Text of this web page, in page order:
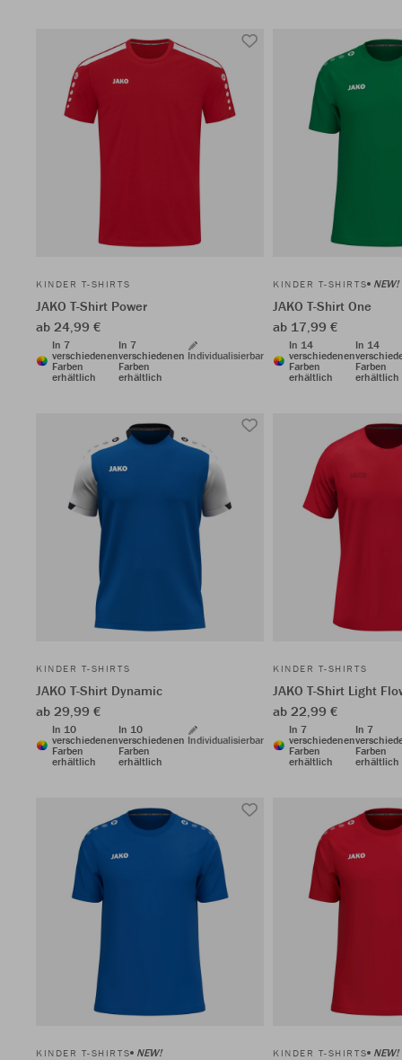
KINDER T-SHIRTS
JAKO T-Shirt Power
ab 24,99 €
In 7
verschiedenen
Farben
erhältlich
In 7
verschiedenen
Farben
erhältlich
Individualisierbar
KINDER T-SHIRTS NEW!
JAKO T-Shirt One
ab 17,99 €
In 14
verschiedenen
Farben
erhältlich
In 14
Farben
erhältlich
KINDER T-SHIRTS
JAKO T-Shirt Dynamic
ab 29,99 €
In 10
verschiedenen
Farben
erhältlich
In 10
verschiedenen
Farben
erhältlich
Individualisierbar
KINDER T-SHIRTS
JAKO T-Shirt Light
ab 22,99 €
In 7
verschiedenen
Farben
erhältlich
In 7
Farben
erhältlich
KINDER T-SHIRTS NEW! KINDER T-SHIRTS NEW!